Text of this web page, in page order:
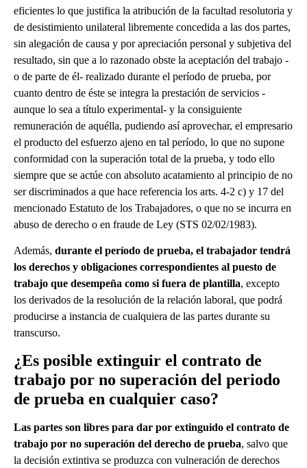
eficientes lo que justifica la atribución de la facultad resolutoria y
de desistimiento unilateral libremente concedida a las dos partes,
sin alegación de causa y por apreciación personal y subjetiva del
resultado, sin que a lo razonado obste la aceptación del trabajo -
o de parte de él- realizado durante el período de prueba, por
cuanto dentro de éste se integra la prestación de servicios -
aunque lo sea a título experimental- y la consiguiente
remuneración de aquélla, pudiendo así aprovechar, el empresario
el producto del esfuerzo ajeno en tal período, lo que no supone
conformidad con la superación total de la prueba, y todo ello
siempre que se actúe con absoluto acatamiento al principio de no
ser discriminados a que hace referencia los arts. 4-2 c) y 17 del
mencionado Estatuto de los Trabajadores, o que no se incurra en
abuso de derecho o en fraude de Ley (STS 02/02/1983).
Además, durante el período de prueba, el trabajador tendrá
los derechos y obligaciones correspondientes al puesto de
trabajo que desempeña como si fuera de plantilla, excepto
los derivados de la resolución de la relación laboral, que podrá
producirse a instancia de cualquiera de las partes durante su
transcurso.
¿Es posible extinguir el contrato de
trabajo por no superación del periodo
de prueba en cualquier caso?
Las partes son libres para dar por extinguido el contrato de
trabajo por no superación del derecho de prueba, salvo que
la decisión extintiva se produzca con vulneración de derechos